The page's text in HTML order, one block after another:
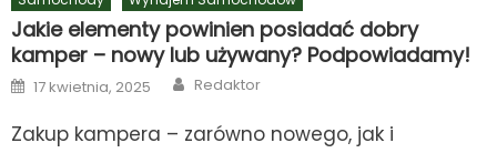
Jakie elementy powinien posiadać dobry
kamper – nowy lub używany? Podpowiadamy!
Posted
on
17 kwietnia, 2025 Author
Redaktor
Zakup kampera – zarówno nowego, jak i